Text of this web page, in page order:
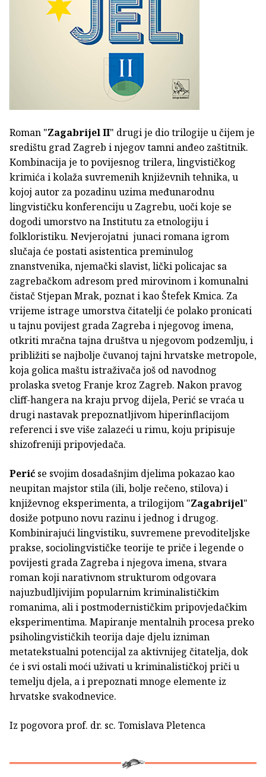
Roman "Zagabrijel II" drugi je dio trilogije u čijem je
središtu grad Zagreb i njegov tamni anđeo zaštitnik.
Kombinacija je to povijesnog trilera, lingvističkog
krimića i kolaža suvremenih književnih tehnika, u
kojoj autor za pozadinu uzima međunarodnu
lingvističku konferenciju u Zagrebu, uoči koje se
dogodi umorstvo na Institutu za etnologiju i
folkloristiku. Nevjerojatni junaci romana igrom
slučaja će postati asistentica preminulog
znanstvenika, njemački slavist, lički policajac sa
zagrebačkom adresom pred mirovinom i komunalni
čistač Stjepan Mrak, poznat i kao Štefek Kmica. Za
vrijeme istrage umorstva čitatelji će polako pronicati
u tajnu povijest grada Zagreba i njegovog imena,
otkriti mračna tajna društva u njegovom podzemlju, i
približiti se najbolje čuvanoj tajni hrvatske metropole,
koja golica maštu istraživača još od navodnog
prolaska svetog Franje kroz Zagreb. Nakon pravog
cliff-hangera na kraju prvog dijela, Perić se vraća u
drugi nastavak prepoznatljivom hiperinflacijom
referenci i sve više zalazeći u rimu, koju pripisuje
shizofreniji pripovjedača.
Perić se svojim dosadašnjim djelima pokazao kao
neupitan majstor stila (ili, bolje rečeno, stilova) i
književnog eksperimenta, a trilogijom "Zagabrijel"
dosiže potpuno novu razinu i jednog i drugog.
Kombinirajući lingvistiku, suvremene prevoditeljske
prakse, sociolingvističke teorije te priče i legende o
povijesti grada Zagreba i njegova imena, stvara
roman koji narativnom strukturom odgovara
najuzbudljivijim popularnim kriminalističkim
romanima, ali i postmodernističkim pripovjedačkim
eksperimentima. Mapiranje mentalnih procesa preko
psiholingvističkih teorija daje djelu izniman
metatekstualni potencijal za aktivnijeg čitatelja, dok
će i svi ostali moći uživati u kriminalističkoj priči u
temelju djela, a i prepoznati mnoge elemente iz
hrvatske svakodnevice.
Iz pogovora prof. dr. sc. Tomislava Pletenca